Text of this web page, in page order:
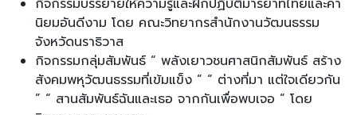
กิจกรรมบรรยายให้ความรู้และฝึกปฏิบัติมารยาทไทยและค่า
นิยมอันดีงาม โดย คณะวิทยากรสำนักงานวัฒนธรรม
จังหวัดนราธิวาส
กิจกรรมกลุ่มสัมพันธ์ “ พลังเยาวชนศาสนิกสัมพันธ์ สร้าง
สังคมพหุวัฒนธรรมที่เข้มแข็ง ” “ ต่างที่มา แต่ใจเดียวกัน
” “ สานสัมพันธ์ฉันและเธอ จากกันเพื่อพบเจอ ” โดย